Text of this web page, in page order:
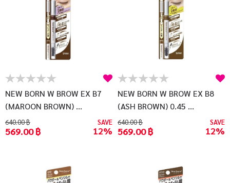
NEW BORN W BROW EX B7
(MAROON BROWN) ...
640.00 ฿
569.00 ฿
SAVE
12%
NEW BORN W BROW EX B8
(ASH BROWN) 0.45 ...
640.00 ฿
569.00 ฿
SAVE
12%